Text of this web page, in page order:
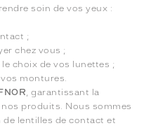
soin de vos yeux :
;
chez vous ;
choix de vos lunettes ;
montures.
, garantissant la
produits. Nous sommes
lentilles de contact et